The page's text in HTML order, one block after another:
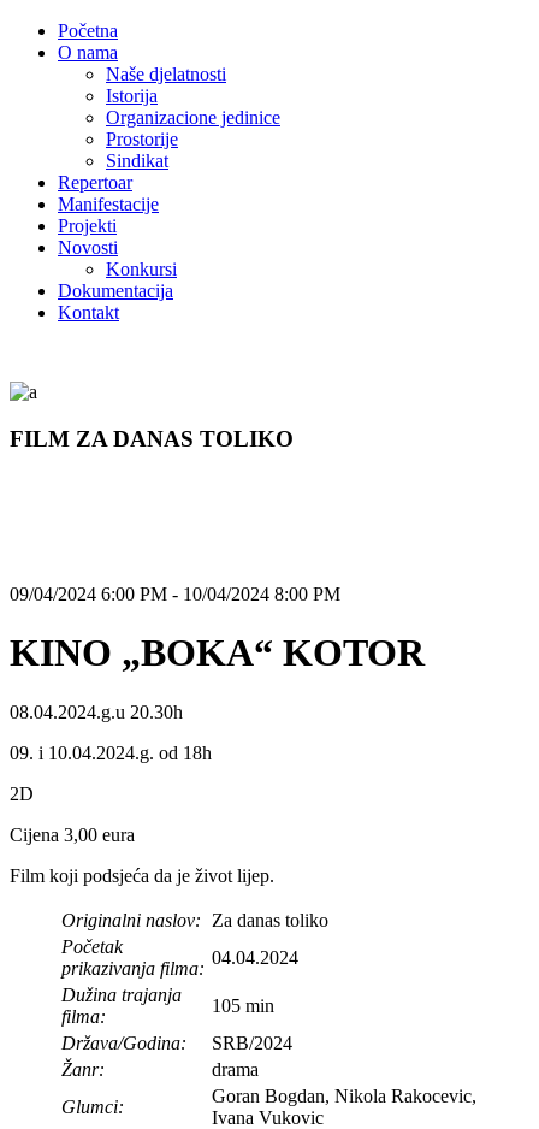
Početna
O nama
Naše djelatnosti
Istorija
Organizacione jedinice
Prostorije
Sindikat
Repertoar
Manifestacije
Projekti
Novosti
Konkursi
Dokumentacija
Kontakt
FILM ZA DANAS TOLIKO
09/04/2024 6:00 PM - 10/04/2024 8:00 PM
KINO „BOKA“ KOTOR
08.04.2024.g.u 20.30h
09. i 10.04.2024.g. od 18h
2D
Cijena 3,00 eura
Film koji podsjeća da je život lijep.
Originalni naslov:
Za danas toliko
Početak
prikazivanja filma:
04.04.2024
Dužina trajanja
filma:
105 min
Država/Godina:
SRB/2024
Žanr:
drama
Glumci:
Goran Bogdan, Nikola Rakocevic,
Ivana Vukovic